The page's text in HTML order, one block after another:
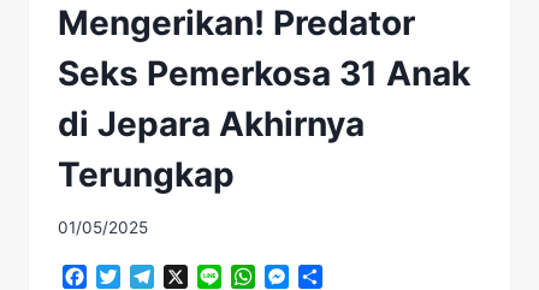
Mengerikan! Predator
Seks Pemerkosa 31 Anak
di Jepara Akhirnya
Terungkap
01/05/2025
Facebook
TwitterTelegramLine WhatsAppMessenger